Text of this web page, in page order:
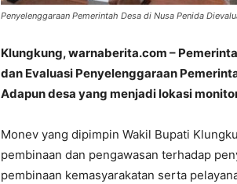
Penyelenggaraan Pemerintah Desa di Nusa Penida
Klungkung, warnaberita.com –
dan Evaluasi Penyelenggaraan
Adapun desa yang menjadi lokasi
Monev yang dipimpin Wakil Bupati
pembinaan dan pengawasan terhadap
pembinaan kemasyarakatan serta